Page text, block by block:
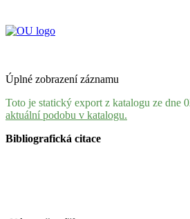
Úplné zobrazení záznamu
Toto je statický export z katalogu ze dne
aktuální podobu v katalogu.
Bibliografická citace